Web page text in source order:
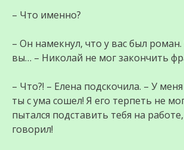
– Что именно?
– Он намекнул, что у вас был
вы… – Николай не мог закончить
– Что?! – Елена подскочила. – У
ты с ума сошел! Я его терпеть не
пытался подставить тебя на
говорил!